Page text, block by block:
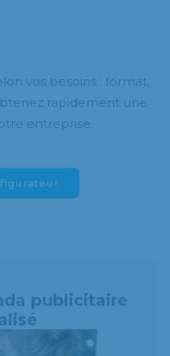
vos besoins : format,
rapidement une
entreprise.
publicitaire